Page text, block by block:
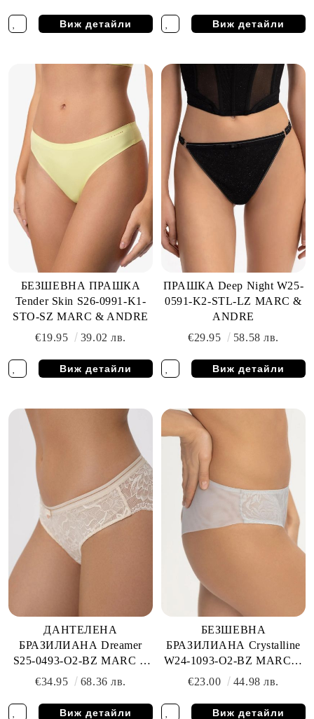
Виж детайли Виж детайли
БЕЗШЕВНА ПРАШКА
Tender Skin S26-0991-K1-
STO-SZ MARC & ANDRE
€19.95
39.02 лв.
Виж детайли
ПРАШКА Deep Night W25-
0591-K2-STL-LZ MARC &
ANDRE
€29.95
58.58 лв.
Виж детайли
ДАНТЕЛЕНА
БРАЗИЛИАНА Dreamer
S25-0493-O2-BZ MARC &
ANDRE
€34.95 68.36 лв.
Виж детайли
БЕЗШЕВНА
БРАЗИЛИАНА Crystalline
W24-1093-O2-BZ MARC &
ANDRE
€23.00 44.98 лв.
Виж детайли